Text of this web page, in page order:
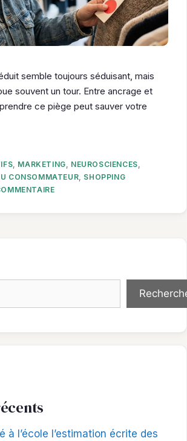
semble toujours séduisant, mais
souvent un tour. Entre ancrage et
ce piège peut sauver votre
, MARKETING, NEUROSCIENCES,
CONSOMMATEUR, SHOPPING
à l’école l’estimation écrite des